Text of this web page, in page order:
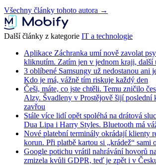
Všechny články tohoto autora →
Další články z kategorie IT a technologie
Aplikace Záchranka umí nově zavolat
kliknutím. Zatím jen v jednom kraji, další
3 oblíbené Samsungy už nedostanou ani
Kdo je má, vážně tím riskuje každý den
Češi, máte, co jste chtěli. Temu zničilo
Alzy. Švadleny v Prostějově šijí poslední
zavřou
Stále více lidí opět spoléhá na drátová
Dua Lipa i Harry Styles. Bluetooth má
Nové platební terminály okrádají klienty
korun. Při platbě kartou si „krádež“ sami
Google potichu vrátil nahrávání hovorů
zmizela kvůli GDPR, teď je zpět i v